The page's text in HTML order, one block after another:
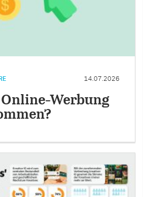
14.07.2026
Werbung